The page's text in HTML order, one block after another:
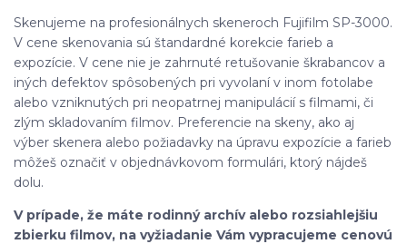
Skenujeme na profesionálnych skeneroch Fujifilm SP-3000.
V cene skenovania sú štandardné korekcie farieb a
expozície. V cene nie je zahrnuté retušovanie škrabancov a
iných defektov spôsobených pri vyvolaní v inom fotolabe
alebo vzniknutých pri neopatrnej manipulácií s filmami, či
zlým skladovaním filmov. Preferencie na skeny, ako aj
výber skenera alebo požiadavky na úpravu expozície a farieb
môžeš označiť v objednávkovom formulári, ktorý nájdeš
dolu.
V prípade, že máte rodinný archív alebo rozsiahlejšiu
zbierku filmov, na vyžiadanie Vám vypracujeme cenovú